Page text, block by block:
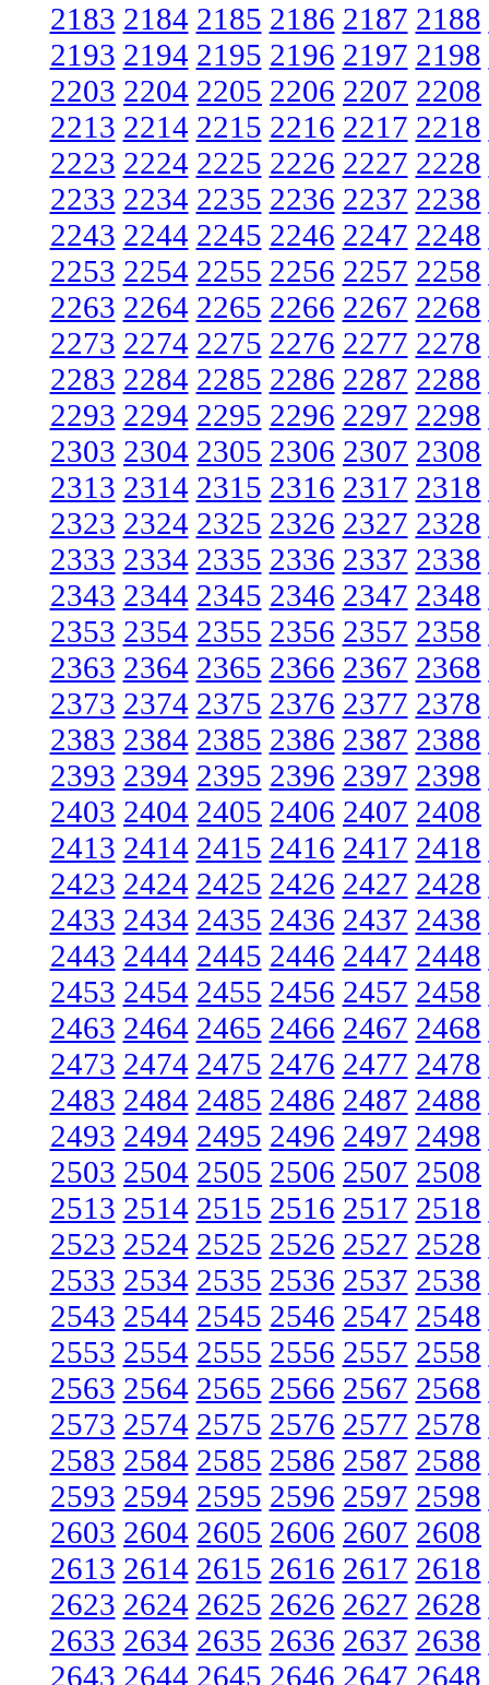
2183 2184 2185 2186 2187 2188
2193 2194 2195 2196 2197 2198
2203 2204 2205 2206 2207 2208
2213 2214 2215 2216 2217 2218
2223 2224 2225 2226 2227 2228
2233 2234 2235 2236 2237 2238
2243 2244 2245 2246 2247 2248
2253 2254 2255 2256 2257 2258
2263 2264 2265 2266 2267 2268
2273 2274 2275 2276 2277 2278
2283 2284 2285 2286 2287 2288
2293 2294 2295 2296 2297 2298
2303 2304 2305 2306 2307 2308
2313 2314 2315 2316 2317 2318
2323 2324 2325 2326 2327 2328
2333 2334 2335 2336 2337 2338
2343 2344 2345 2346 2347 2348
2353 2354 2355 2356 2357 2358
2363 2364 2365 2366 2367 2368
2373 2374 2375 2376 2377 2378
2383 2384 2385 2386 2387 2388
2393 2394 2395 2396 2397 2398
2403 2404 2405 2406 2407 2408
2413 2414 2415 2416 2417 2418
2423 2424 2425 2426 2427 2428
2433 2434 2435 2436 2437 2438
2443 2444 2445 2446 2447 2448
2453 2454 2455 2456 2457 2458
2463 2464 2465 2466 2467 2468
2473 2474 2475 2476 2477 2478
2483 2484 2485 2486 2487 2488
2493 2494 2495 2496 2497 2498
2503 2504 2505 2506 2507 2508
2513 2514 2515 2516 2517 2518
2523 2524 2525 2526 2527 2528
2533 2534 2535 2536 2537 2538
2543 2544 2545 2546 2547 2548
2553 2554 2555 2556 2557 2558
2563 2564 2565 2566 2567 2568
2573 2574 2575 2576 2577 2578
2583 2584 2585 2586 2587 2588
2593 2594 2595 2596 2597 2598
2603 2604 2605 2606 2607 2608
2613 2614 2615 2616 2617 2618
2623 2624 2625 2626 2627 2628
2633 2634 2635 2636 2637 2638
2643 2644 2645 2646 2647 2648